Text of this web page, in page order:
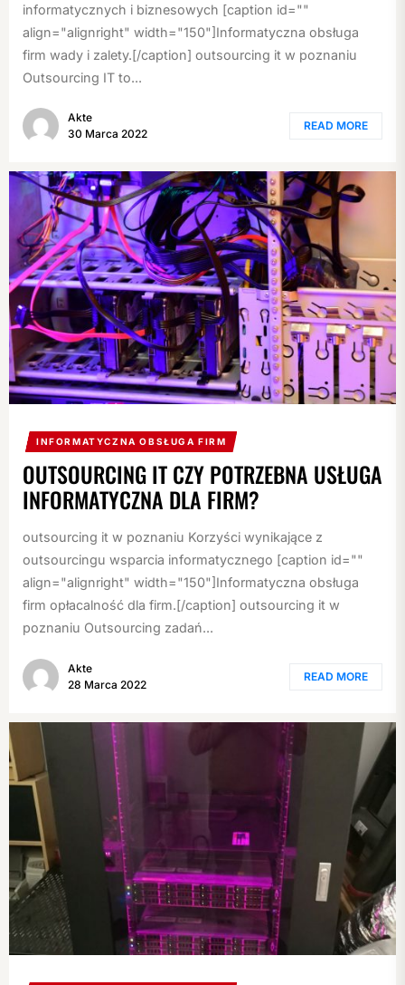
informatycznych i biznesowych [caption id=""
align="alignright" width="150"]Informatyczna obsługa
firm wady i zalety.[/caption] outsourcing it w poznaniu
Outsourcing IT to...
Akte
30 Marca 2022
READ MORE
INFORMATYCZNA OBSŁUGA FIRM
OUTSOURCING IT CZY POTRZEBNA USŁUGA
INFORMATYCZNA DLA FIRM?
outsourcing it w poznaniu Korzyści wynikające z
outsourcingu wsparcia informatycznego [caption id=""
align="alignright" width="150"]Informatyczna obsługa
firm opłacalność dla firm.[/caption] outsourcing it w
poznaniu Outsourcing zadań...
Akte
28 Marca 2022
READ MORE